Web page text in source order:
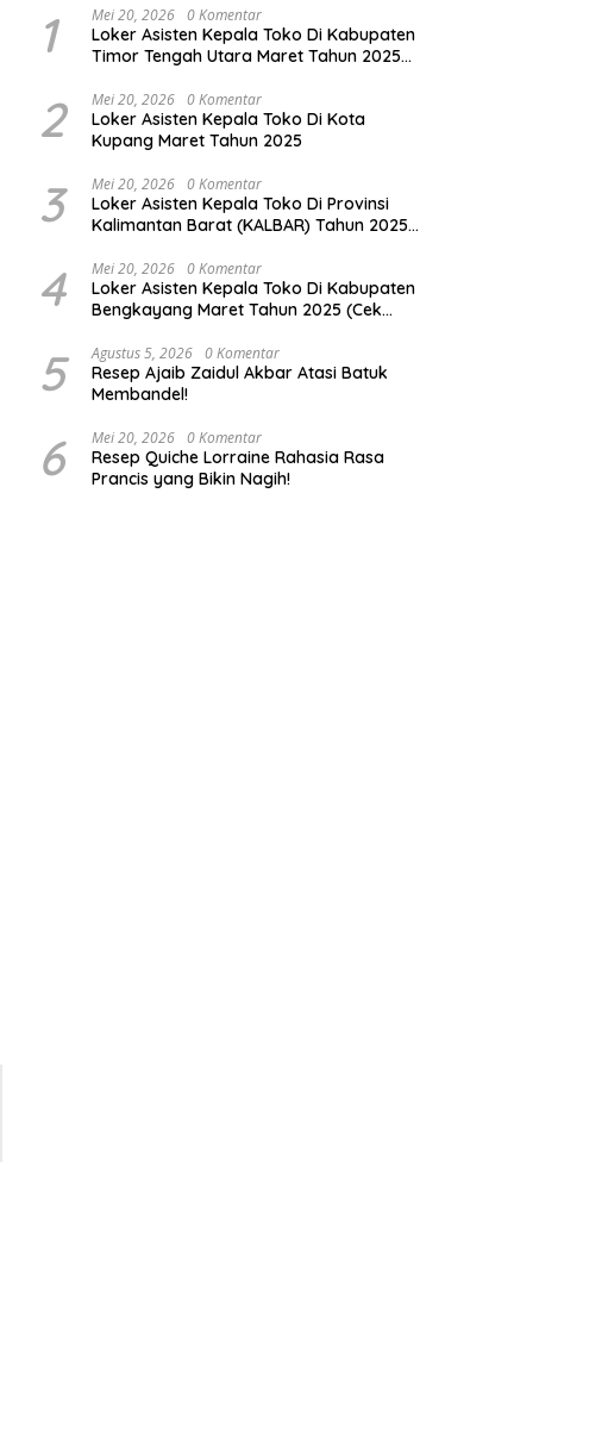
1 Mei 20, 2026 0 Komentar
Loker Asisten Kepala Toko Di Kabupaten
Timor Tengah Utara Maret Tahun 2025
2 Mei 20, 2026 0 Komentar
Loker Asisten Kepala Toko Di Kota
Kupang Maret Tahun 2025
3 Mei 20, 2026 0 Komentar
Loker Asisten Kepala Toko Di Provinsi
Kalimantan Barat (KALBAR) Tahun 2025
4 Mei 20, 2026 0 Komentar
Loker Asisten Kepala Toko Di Kabupaten
Bengkayang Maret Tahun 2025 (Cek
5 Agustus 5, 2026 0 Komentar
Resep Ajaib Zaidul Akbar Atasi Batuk
Membandel!
6 Mei 20, 2026 0 Komentar
Resep Quiche Lorraine Rahasia Rasa
Prancis yang Bikin Nagih!